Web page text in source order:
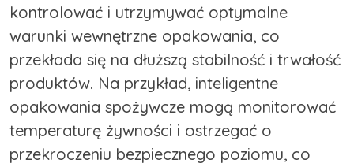
kontrolować i utrzymywać optymalne
warunki wewnętrzne opakowania, co
przekłada się na dłuższą stabilność i trwałość
produktów. Na przykład, inteligentne
opakowania spożywcze mogą monitorować
temperaturę żywności i ostrzegać o
przekroczeniu bezpiecznego poziomu, co